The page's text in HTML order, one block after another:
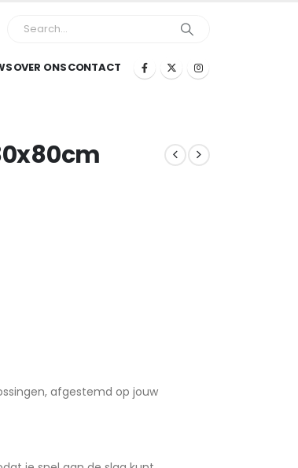
OVER ONSCONTACT
afgestemd op jouw